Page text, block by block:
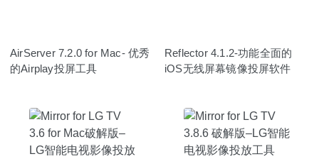
AirServer 7.2.0 for Mac- 优秀
的Airplay投屏工具
Reflector 4.1.2-功能全面的
iOS无线屏幕镜像投屏软件